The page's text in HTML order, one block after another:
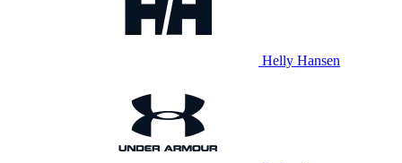
Helly Hansen